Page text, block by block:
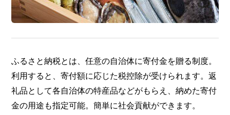
ふるさと納税とは、任意の自治体に寄付金を贈る制度。
利用すると、寄付額に応じた税控除が受けられます。返
礼品として各自治体の特産品などがもらえ、納めた寄付
金の用途も指定可能。簡単に社会貢献ができます。